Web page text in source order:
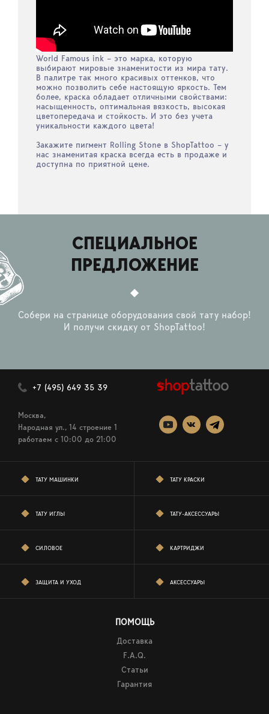
World Famous ink – это марка, которую
выбирают мировые знаменитости из мира тату.
В палитре так много красивых оттенков, что
можно позволить себе настоящую яркость. Тем
более, краска обладает отличными свойствами:
насыщенность, оптимальная вязкость, высокая
цветопередача и стойкость. И это без учета
уникальности каждого цвета!
Закажите пигмент Rolling Stone в ShopTattoo – у
нас знаменитая краска всегда есть в продаже и
доступна по приятной цене.
СПЕЦИАЛЬНОЕ
ПРЕДЛОЖЕНИЕ
Собери на странице оборудования свой тату набор!
И получи скидку от ShopTattoo!
+7 (495) 649 35 39
Москва,
Народная ул., 14 строение 1
работаем c 10:00 до 21:00
ТАТУ МАШИНКИ ТАТУ КРАСКИ
ТАТУ ИГЛЫ ТАТУ-АКСЕССУАРЫ
СИЛОВОЕ КАРТРИДЖИ
ЗАЩИТА И УХОД АКСЕССУАРЫ
ПОМОЩЬ
Доставка
F.A.Q.
Статьи
Гарантия